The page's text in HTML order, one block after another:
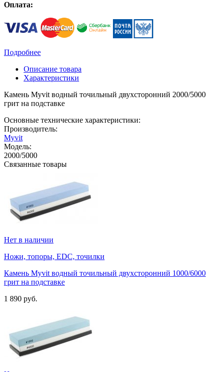
Оплата:
Подробнее
Описание товара
Характеристики
Камень Myvit водный точильный двухсторонний 2000/5000
грит на подставке
Основные технические характеристики:
Производитель:
Myvit
Модель:
2000/5000
Связанные товары
Нет в наличии
Ножи, топоры, EDC, точилки
Камень Myvit водный точильный двухсторонний 1000/6000
грит на подставке
1 890 руб.